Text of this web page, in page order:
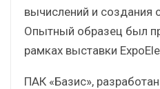
вычислений и создания
Опытный образец был
рамках выставки
ПАК «Базис»,